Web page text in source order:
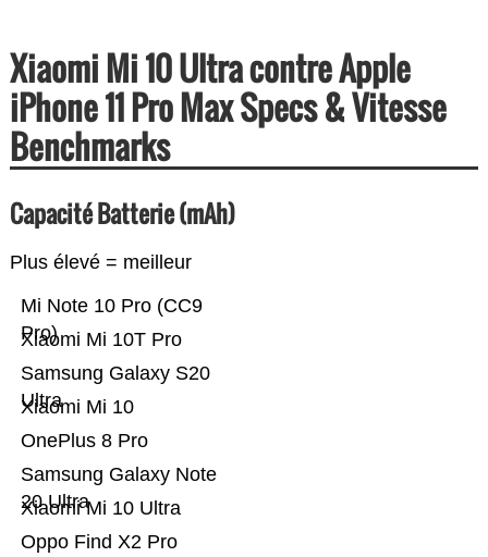
Xiaomi Mi 10 Ultra contre Apple
iPhone 11 Pro Max Specs & Vitesse
Benchmarks
Capacité Batterie (mAh)
Plus élevé = meilleur
Oppo Find X2 Pro
Xiaomi Mi 10 Ultra
Samsung Galaxy Note
20 Ultra
OnePlus 8 Pro
Xiaomi Mi 10
Samsung Galaxy S20
Ultra
Xiaomi Mi 10T Pro
Mi Note 10 Pro (CC9
Pro)